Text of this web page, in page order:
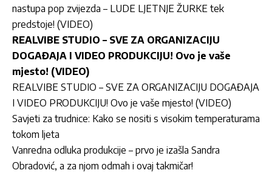
nastupa pop zvijezda – LUDE LJETNJE ŽURKE tek
predstoje! (VIDEO)
REALVIBE STUDIO – SVE ZA ORGANIZACIJU
DOGAĐAJA I VIDEO PRODUKCIJU! Ovo je vaše
mjesto! (VIDEO)
REALVIBE STUDIO – SVE ZA ORGANIZACIJU DOGAĐAJA
I VIDEO PRODUKCIJU! Ovo je vaše mjesto! (VIDEO)
Savjeti za trudnice: Kako se nositi s visokim temperaturama
tokom ljeta
Vanredna odluka produkcije – prvo je izašla Sandra
Obradović, a za njom odmah i ovaj takmičar!